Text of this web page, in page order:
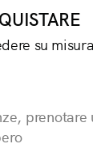
su
prenotare